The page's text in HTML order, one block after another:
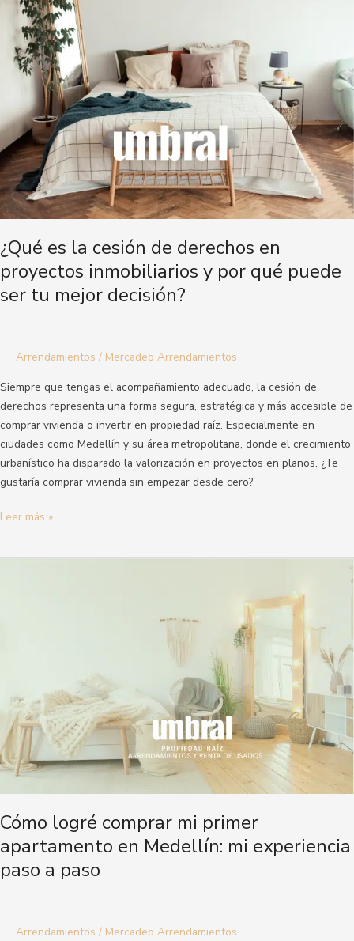
¿Qué es la cesión de derechos en
proyectos inmobiliarios y por qué puede
ser tu mejor decisión?
Arrendamientos / Mercadeo Arrendamientos
Siempre que tengas el acompañamiento adecuado, la cesión de
derechos representa una forma segura, estratégica y más accesible de
comprar vivienda o invertir en propiedad raíz. Especialmente en
ciudades como Medellín y su área metropolitana, donde el crecimiento
urbanístico ha disparado la valorización en proyectos en planos. ¿Te
gustaría comprar vivienda sin empezar desde cero?
cesión
derechos
proyectos
inmobiliarios
y
por
qué
puede
ser
tu
mejor
decisión?
Leer más »
Cómo logré comprar mi primer
apartamento en Medellín: mi experiencia
paso a paso
Arrendamientos / Mercadeo Arrendamientos
Medellín:
experiencia
paso
a
paso